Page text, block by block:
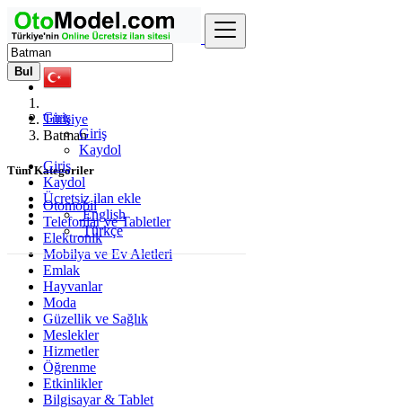
Giriş
Giriş
Kaydol
Giriş
Kaydol
Ücretsiz ilan ekle
English
Türkçe
Bul
Türkiye
Batman
Tüm Kategoriler
Otomobil
Telefonlar ve Tabletler
Elektronik
Mobilya ve Ev Aletleri
Emlak
Hayvanlar
Moda
Güzellik ve Sağlık
Meslekler
Hizmetler
Öğrenme
Etkinlikler
Bilgisayar & Tablet